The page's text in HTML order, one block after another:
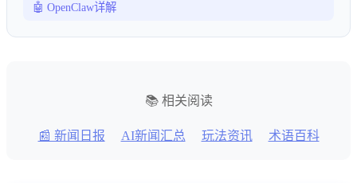
🤖 OpenClaw详解
📚 相关阅读
📰 新闻日报 AI新闻汇总 玩法资讯 术语百科